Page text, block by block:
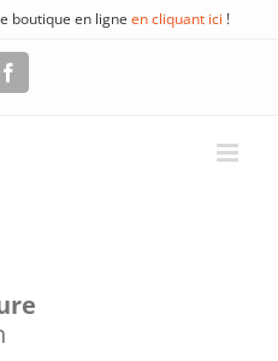
boutique en ligne en cliquant ici !